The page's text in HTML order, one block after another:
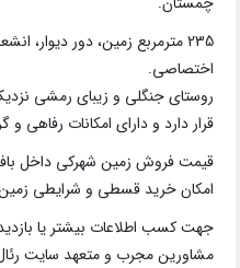
235 مترمربع زمین، دور دیوار،
اختصاصی.
روستای جنگلی و زیبای رمشی
قرار دارد و دارای امکانات
قیمت فروش زمین شهرکی داخل بافت
امکان خرید قسطی و شرایطی
جهت کسب اطلاعات بیشتر یا
مشاورین مجرب و متعهد سایت